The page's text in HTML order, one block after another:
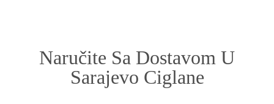
Naručite Sa Dostavom U
Sarajevo Ciglane